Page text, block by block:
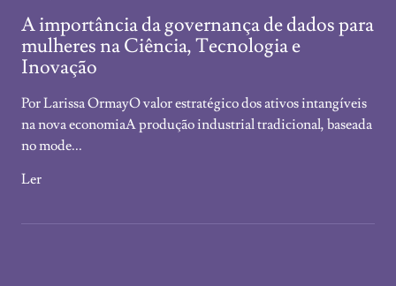
A importância da governança de dados para
mulheres na Ciência, Tecnologia e
Inovação
Por Larissa OrmayO valor estratégico dos ativos intangíveis
na nova economiaA produção industrial tradicional, baseada
no mode...
Ler